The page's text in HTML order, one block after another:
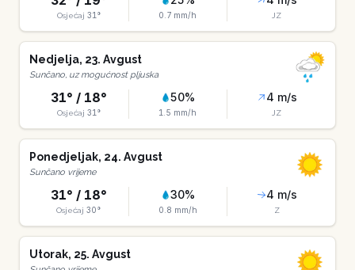
Osjećaj 31 ° 0.7 mm/h JZ
Nedjelja, 23. Avgust
Sunčano, uz mogućnost pljuska
31° / 18°
Osjećaj 31 °
50%
1.5 mm/h
4 m/s
JZ
Ponedjeljak, 24. Avgust
Sunčano vrijeme
31° / 18°
Osjećaj 30°
30%
0.8 mm/h
4 m/s
Z
Utorak, 25. Avgust